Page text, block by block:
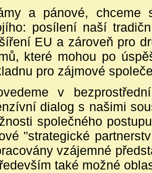
a pánové, chceme
posílení naší
EU a zároveň pro
které mohou po
pro zájmové
v
dialog s našimi
společného
"strategické
vzájemné
také možné